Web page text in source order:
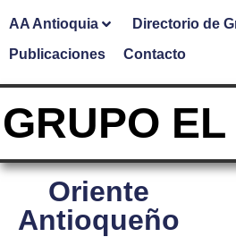
AA Antioquia Directorio de
Publicaciones
Contacto
GRUPO
Oriente
Antioqueño